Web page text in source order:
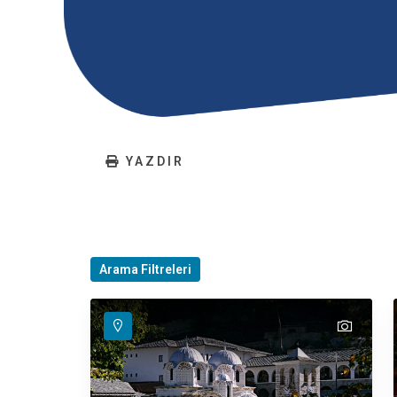
YAZDIR
Arama Filtreleri
text
text